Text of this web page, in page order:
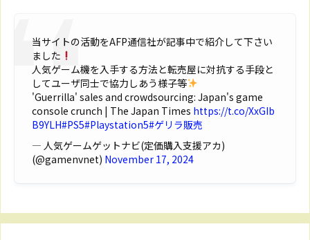
当サイトの活動をAFP通信社が記事中で紹介して下さい
ました
人気ゲーム機を入手する方法と転売屋に対抗する手段と
してユーザ同士で協力しあう様子等
'Guerrilla' sales and crowdsourcing: Japan's game
console crunch | The Japan Times https://t.co/XxGIb
B9YLH#PS5#Playstation5#ゲリラ販売
— 人気ゲームゲットナビ(定価購入支援アカ)
(@gamenvnet) November 17, 2024